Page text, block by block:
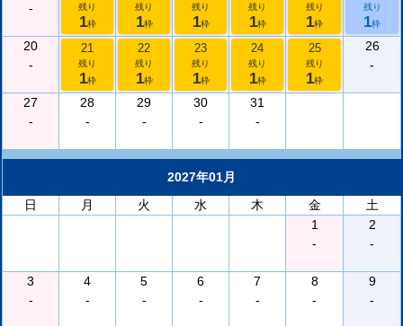
-
残り
1枠
残り
1枠
残り
1枠
残り
1枠
残り
1枠
残り
1枠
20
-
21
残り
1枠
22
残り
1枠
23
残り
1枠
24
残り
1枠
25
残り
1枠
26
-
27
-
28
-
29
-
30
-
31
-
2027年01月
日
月 火 水 木 金
土
1
-
2
-
3
-
4
-
5
-
6
-
7
-
8
-
9
-